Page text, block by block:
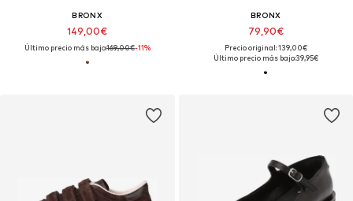
BRONX
149,00€
Último precio más bajo:169,00€-11%
BRONX
79,90€
Precio original: 139,00€
Último precio más bajo:39,95€